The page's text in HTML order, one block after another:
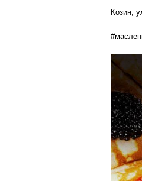
Козин,